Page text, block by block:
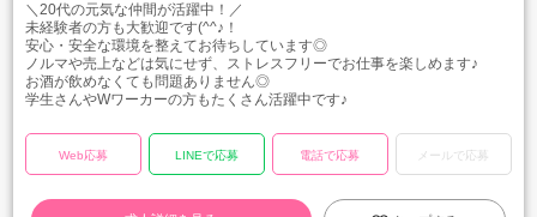
＼20代の元気な仲間が活躍中！／
未経験者の方も大歓迎です(^^♪！
安心・安全な環境を整えてお待ちしています◎
ノルマや売上などは気にせず、ストレスフリーでお仕事を楽しめます♪
お酒が飲めなくても問題ありません◎
学生さんやWワーカーの方もたくさん活躍中です♪
Web応募 LINEで応募 電話で応募 メールで応募